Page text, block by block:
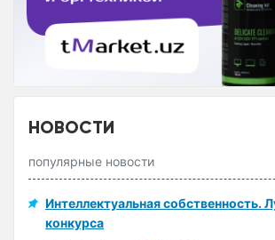
НОВОСТИ
популярные новости
Интеллектуальная собственность.
конкурса